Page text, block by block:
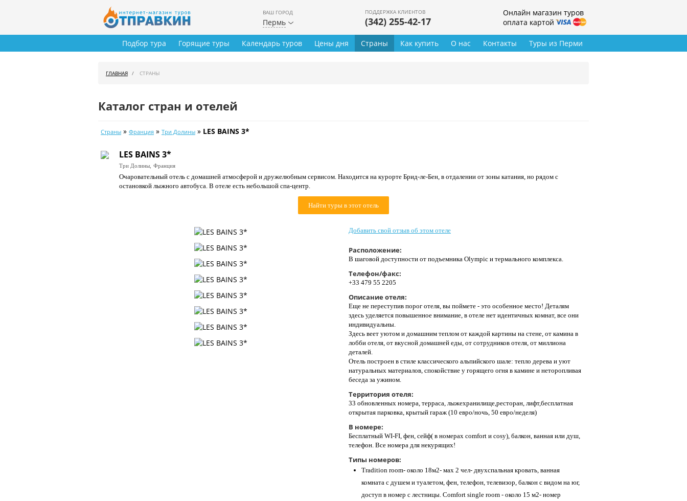
ВАШ ГОРОД
Пермь
ПОДДЕРЖКА КЛИЕНТОВ
(342) 255-42-17
Онлайн магазин туров
оплата картой
Туры из Перми
Подбор тура Горящие туры Календарь туров Цены дня Страны Как купить О нас Контакты
ГЛАВНАЯ СТРАНЫ
Каталог стран и отелей
Страны » Франция » Три Долины » LES BAINS 3*
LES BAINS 3*
Три Долины, Франция
Очаровательный отель с домашней атмосферой и дружелюбным сервисом. Находится на курорте Брид-ле-Бен, в отдалении от зоны катания, но рядом с
остановкой лыжного автобуса. В отеле есть небольшой спа-центр.
Найти туры в этот отель
Добавить свой отзыв об этом отеле
Расположение:
В шаговой доступности от подъемника Olympic и термального комплекса.
Телефон/факс:
+33 479 55 2205
Описание отеля:
Еще не переступив порог отеля, вы поймете - это особенное место! Деталям
здесь уделяется повышенное внимание, в отеле нет идентичных комнат, все они
индивидуальны.
Здесь веет уютом и домашним теплом от каждой картины на стене, от камина в
лобби отеля, от вкусной домашней еды, от сотрудников отеля, от миллиона
деталей.
Отель построен в стиле классического альпийского шале: тепло дерева и уют
натуральных материалов, спокойствие у горящего огня в камине и неторопливая
беседа за ужином.
Территория отеля:
33 обновленных номера, терраса, лыжехранилище,ресторан, лифт,бесплатная
открытая парковка, крытый гараж (10 евро/ночь, 50 евро/неделя)
В номере:
Бесплатный WI-FI, фен, сейф( в номерах comfort и cosy), балкон, ванная или душ,
телефон. Все номера для некурящих!
Типы номеров:
Tradition room- около 18м2- мах 2 чел- двухспальная кровать, ванная
комната с душем и туалетом, фен, телефон, телевизор, балкон с видом на юг,
доступ в номер с лестницы. Comfort single room - около 15 м2- номер